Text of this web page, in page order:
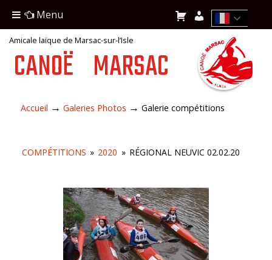
Amicale laïque de Marsac-sur-l’Isle
CANOË MARSAC
Accueil → Galeries Photos → Galerie compétitions
COMPÉTITIONS » 2020 » RÉGIONAL NEUVIC 02.02.20
Menu